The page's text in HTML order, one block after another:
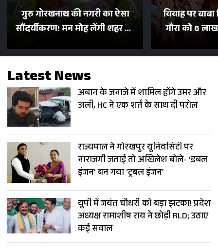
गुरु गोरखनाथ की नगरी का ऐसा
सौंदर्यीकरण! मन मोह लेंगी शहर की
विवाह पर
गौरा को 6
Latest News
अबान के जनाजे में शामिल होंगे उमर और
अली, HC ने एक शर्त के साथ दी परोल
राज्यपाल ने गोरखपुर यूनिवर्सिटी पर
नाराजगी जताई तो अखिलेश बोले- ‘डबल
इंजन’ बन गया ‘ट्रबल इंजन’
यूपी में जयंत चौधरी को बड़ा झटका! प्रदेश
अध्यक्ष रामाशीष राय ने छोड़ी RLD; उठाए
कई सवाल